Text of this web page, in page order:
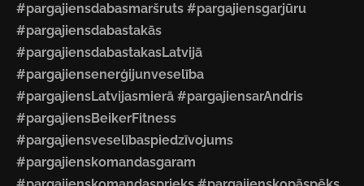
#pargajiensdabasmaršruts #pargajiensgarjūru
#pargajiensdabastakās
#pargajiensdabastakasLatvijā
#pargajiensenerģijunveselība
#pargajiensLatvijasmierā #pargajiensarAndris
#pargajiensBeikerFitness
#pargajiensveselībaspiedzīvojums
#pargajienskomandasgaram